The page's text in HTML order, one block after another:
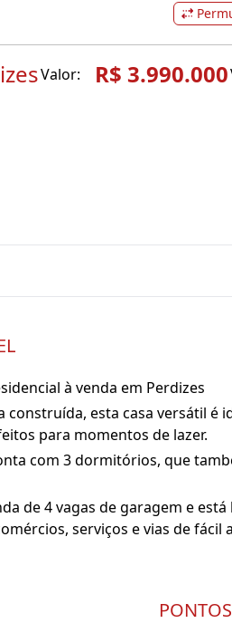
Valor: R$ 3.990.000
à venda em Perdizes
construída, esta casa versátil
para momentos de lazer.
com 3 dormitórios, que
de 4 vagas de garagem e
serviços e vias de fácil